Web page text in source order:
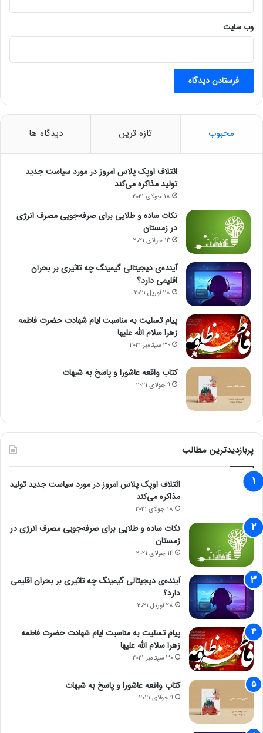
سکه بهار آزادیوب‌ سایت
محبوب تازه ترین دیدگاه ها
ائتلاف اوپک پلاس امروز در مورد سیاست جدید
تولید مذاکره می‌کند
18 جولای 2021
نکات ساده و طلایی برای صرفه‌جویی مصرف انرژی
در زمستان
14 جولای 2021
آینده‌ی دیجیتالی گیمینگ چه تاثیری بر بحران
اقلیمی دارد؟
28 آوریل 2021
پیام تسلیت به مناسبت ایام شهادت حضرت فاطمه
زهرا سلام الله علیها
30 سپتامبر 2021
کتاب واقعه عاشورا و پاسخ به شبهات
9 جولای 2021
پربازدیدترین مطالب
ائتلاف اوپک پلاس امروز در مورد سیاست جدید تولید
مذاکره می‌کند
18 جولای 2021
نکات ساده و طلایی برای صرفه‌جویی مصرف انرژی در
زمستان
14 جولای 2021
آینده‌ی دیجیتالی گیمینگ چه تاثیری بر بحران اقلیمی
دارد؟
28 آوریل 2021
پیام تسلیت به مناسبت ایام شهادت حضرت فاطمه
زهرا سلام الله علیها
30 سپتامبر 2021
کتاب واقعه عاشورا و پاسخ به شبهات
9 جولای 2021